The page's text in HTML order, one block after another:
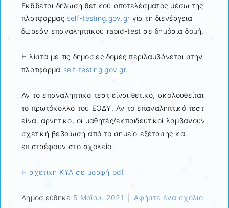
Εκδίδεται δήλωση θετικού αποτελέσματος μέσω της
πλατφόρμας self-testing.gov.gr για τη διενέργεια
δωρεάν επαναληπτικού rapid-test σε δημόσια δομή.
Η λίστα με τις δημόσιες δομές περιλαμβάνεται στην
πλατφόρμα self-testing.gov.gr.
Αν το επαναληπτικό τεστ είναι θετικό, ακολουθείται
το πρωτόκολλο του ΕΟΔΥ. Αν το επαναληπτικό τεστ
είναι αρνητικό, οι μαθητές/εκπαιδευτικοί λαμβάνουν
σχετική βεβαίωση από το σημείο εξέτασης και
επιστρέφουν στο σχολείο.
Η σχετική ΚΥΑ σε μορφή pdf
Δημοσιεύθηκε 5 Μαΐου, 2021 Αφήστε ένα σχόλιο